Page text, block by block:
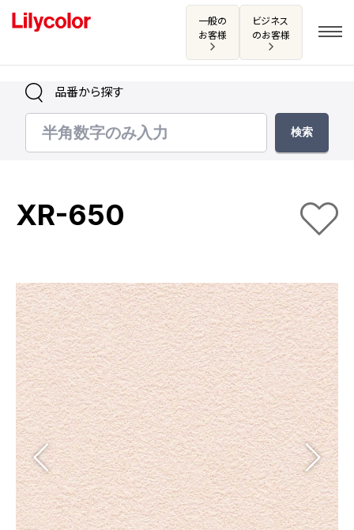
一般の
お客様
ビジネス
のお客様
ログイン・新規会員登録
お気に入り
商品を探す
商品を探す トップ
壁紙
カーテン
床材
ブランド・コレクション
Lilycolor Coordinate 着せ替えシミュレーション
カタログ一覧
カタログ一覧 トップ
壁紙
カーテン
床材
サステナブル商品
ノンワックス床タイル
壁紙機能性ガイド
施工事例
施工事例 トップ
医療・福祉施設
ホテル・オフィス・店舗
モデルハウス
新築戸建・マンション
リリカラノート
ショールーム
品番から探す
XR-650